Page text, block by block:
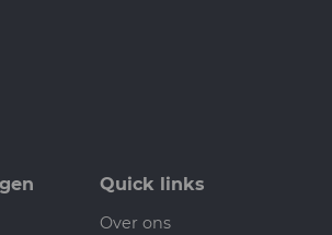
Quick links
Over ons